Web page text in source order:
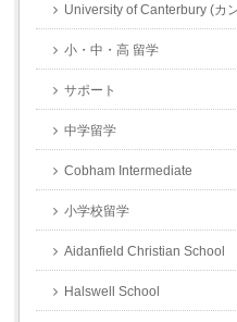
University of Canterbury (カ
小・中・高 留学
サポート
中学留学
Cobham Intermediate
小学校留学
Aidanfield Christian School
Halswell School